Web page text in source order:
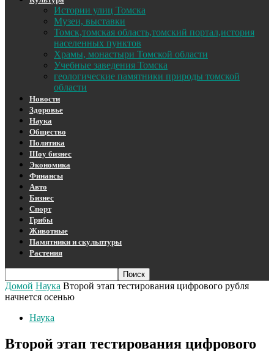
Истории улиц Томска
Музеи, выставки
Томск,томская область,томский портал,история
населенных пунктов
Храмы, монастыри Томской области
Учебные заведения Томска
геологические памятники природы томской
области
Новости
Здоровье
Наука
Общество
Политика
Шоу бизнес
Экономика
Финансы
Авто
Бизнес
Спорт
Грибы
Животные
Памятники и скульптуры
Растения
Домой Наука Второй этап тестирования цифрового рубля
начнется осенью
Наука
Второй этап тестирования цифрового